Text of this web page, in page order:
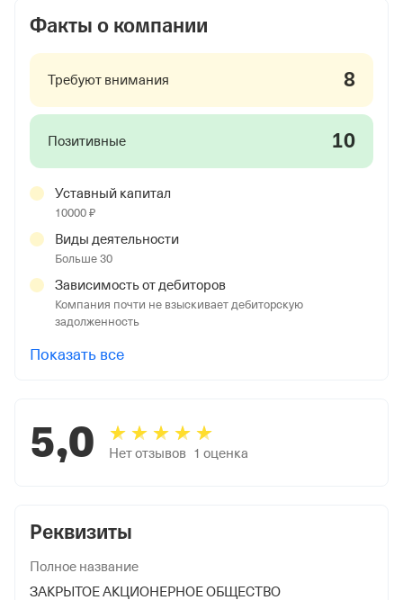
Реквизиты
Полное название
ЗАКРЫТОЕ АКЦИОНЕРНОЕ ОБЩЕСТВО
Факты о компании
Требуют внимания 8
Позитивные 10
Уставный капитал
10000 ₽
Виды деятельности
Больше 30
Зависимость от дебиторов
Компания почти не взыскивает дебиторскую
задолженность
Показать все
5,0 Нет отзывов 1 оценка